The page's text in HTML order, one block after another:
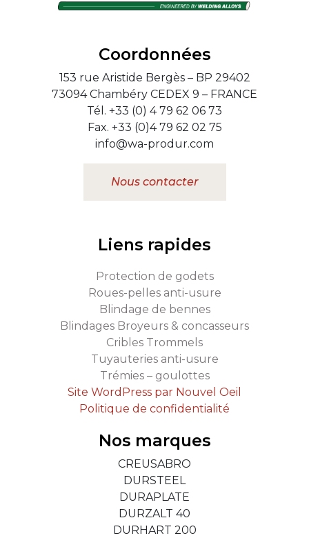
Coordonnées
153 rue Aristide Bergès – BP 29402
73094 Chambéry CEDEX 9 – FRANCE
Tél. +33 (0) 4 79 62 06 73
Fax. +33 (0)4 79 62 02 75
info@wa-produr.com
Nous contacter
Liens rapides
Protection de godets
Roues-pelles anti-usure
Blindage de bennes
Blindages Broyeurs & concasseurs
Cribles Trommels
Tuyauteries anti-usure
Trémies – goulottes
Site WordPress par Nouvel Oeil
Politique de confidentialité
Nos marques
CREUSABRO
DURSTEEL
DURAPLATE
DURZALT 40
DURHART 200